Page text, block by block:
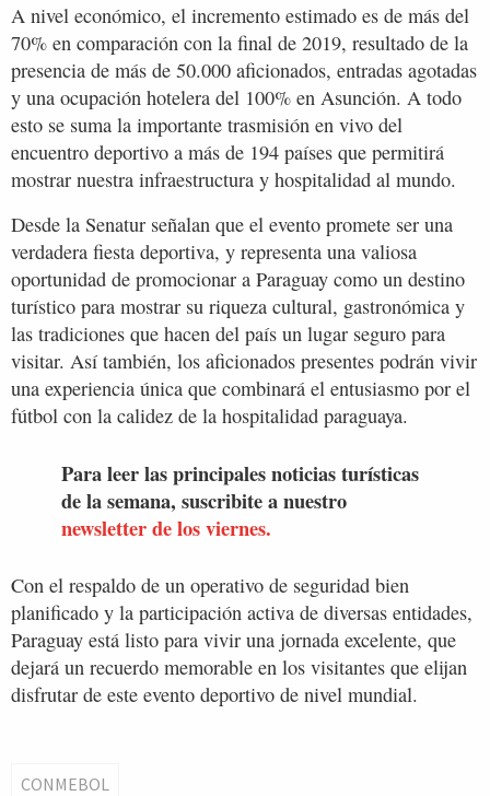
A nivel económico, el incremento estimado es de más del
70% en comparación con la final de 2019, resultado de la
presencia de más de 50.000 aficionados, entradas agotadas
y una ocupación hotelera del 100% en Asunción. A todo
esto se suma la importante trasmisión en vivo del
encuentro deportivo a más de 194 países que permitirá
mostrar nuestra infraestructura y hospitalidad al mundo.
Desde la Senatur señalan que el evento promete ser una
verdadera fiesta deportiva, y representa una valiosa
oportunidad de promocionar a Paraguay como un destino
turístico para mostrar su riqueza cultural, gastronómica y
las tradiciones que hacen del país un lugar seguro para
visitar. Así también, los aficionados presentes podrán vivir
una experiencia única que combinará el entusiasmo por el
fútbol con la calidez de la hospitalidad paraguaya.
Para leer las principales noticias turísticas
de la semana, suscribite a nuestro
newsletter de los viernes.
Con el respaldo de un operativo de seguridad bien
planificado y la participación activa de diversas entidades,
Paraguay está listo para vivir una jornada excelente, que
dejará un recuerdo memorable en los visitantes que elijan
disfrutar de este evento deportivo de nivel mundial.
CONMEBOL